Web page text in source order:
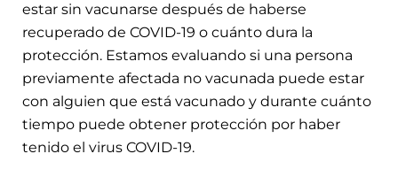
estar sin vacunarse después de haberse
recuperado de COVID-19 o cuánto dura la
protección. Estamos evaluando si una persona
previamente afectada no vacunada puede estar
con alguien que está vacunado y durante cuánto
tiempo puede obtener protección por haber
tenido el virus COVID-19.